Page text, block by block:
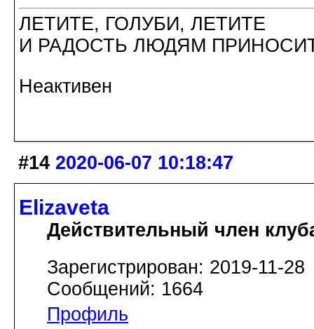
ЛЕТИТЕ, ГОЛУБИ, ЛЕТИТЕ
И РАДОСТЬ ЛЮДЯМ
Неактивен
#14 2020-06-07 10:18:47
Elizaveta
Действительный член
Зарегистрирован: 2019-11-28
Сообщений: 1664
Профиль